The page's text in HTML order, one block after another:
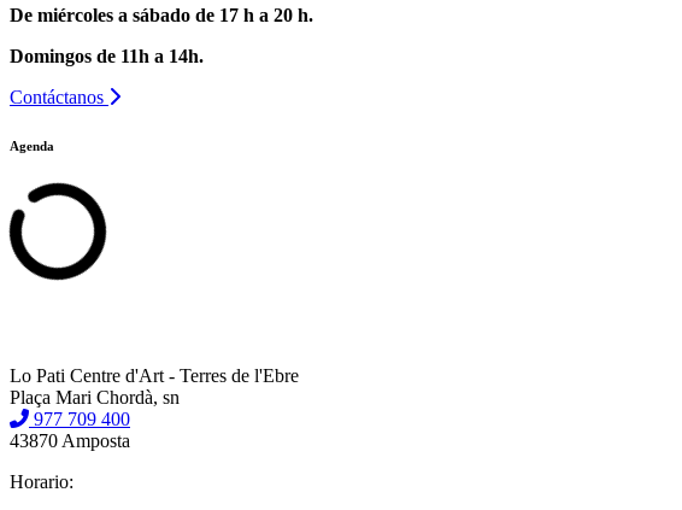
De miércoles a sábado de 17 h a 20 h.
Domingos de 11h a 14h.
Contáctanos
Agenda
Lo Pati Centre d'Art - Terres de l'Ebre
Plaça Mari Chordà, sn
977 709 400
43870 Amposta
Horario: